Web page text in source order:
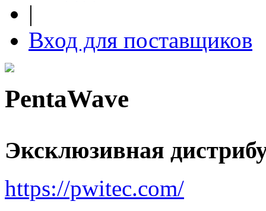
|
Вход для поставщиков
PentaWave
Эксклюзивная
https://pwitec.com/